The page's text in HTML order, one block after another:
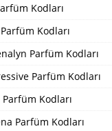
Kodları
Parfüm Kodları
Parfüm Kodları
Parfüm Kodları
Parfüm Kodları
Parfüm Kodları